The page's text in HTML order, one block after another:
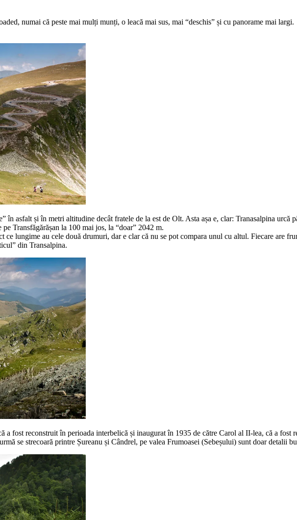
numai că peste mai mulți munți, o leacă mai sus, mai “deschis” și cu panorame mai
în asfalt și în metri altitudine decât fratele de la est de Olt. Asta așa e, clar: Tranasalpina
Transfăgărășan la 100 mai jos, la “doar” 2042 m.
lungime au cele două drumuri, dar e clar că nu se pot compara unul cu altul. Fiecare are
din Transalpina.
fost reconstruit în perioada interbelică și inaugurat în 1935 de către Carol al II-lea, că a
se strecoară printre Șureanu și Cândrel, pe valea Frumoasei (Sebeșului) sunt doar detalii